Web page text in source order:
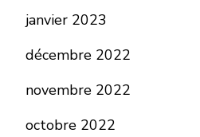
janvier 2023
décembre 2022
novembre 2022
octobre 2022